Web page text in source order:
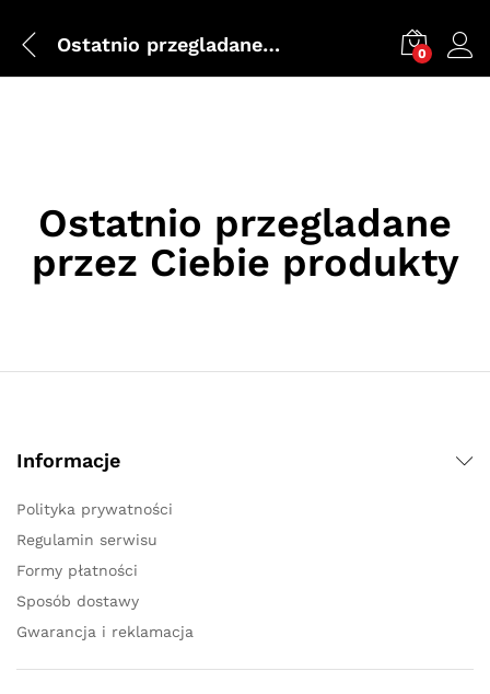
Ostatnio przegladane przez Ciebie produkty 0
Ostatnio przegladane
przez Ciebie produkty
Informacje
Polityka prywatności
Regulamin serwisu
Formy płatności
Sposób dostawy
Gwarancja i reklamacja